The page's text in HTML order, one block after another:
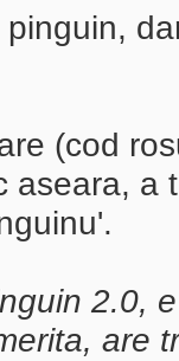
(cod
aseara, a
2.0,
are